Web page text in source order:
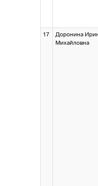
17
Доронина
Михайловна